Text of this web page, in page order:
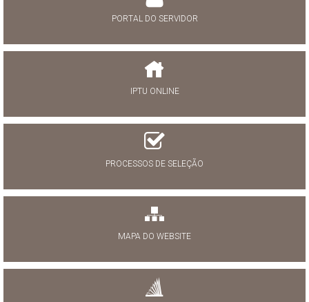
PORTAL DO SERVIDOR
IPTU ONLINE
PROCESSOS DE SELEÇÃO
MAPA DO WEBSITE